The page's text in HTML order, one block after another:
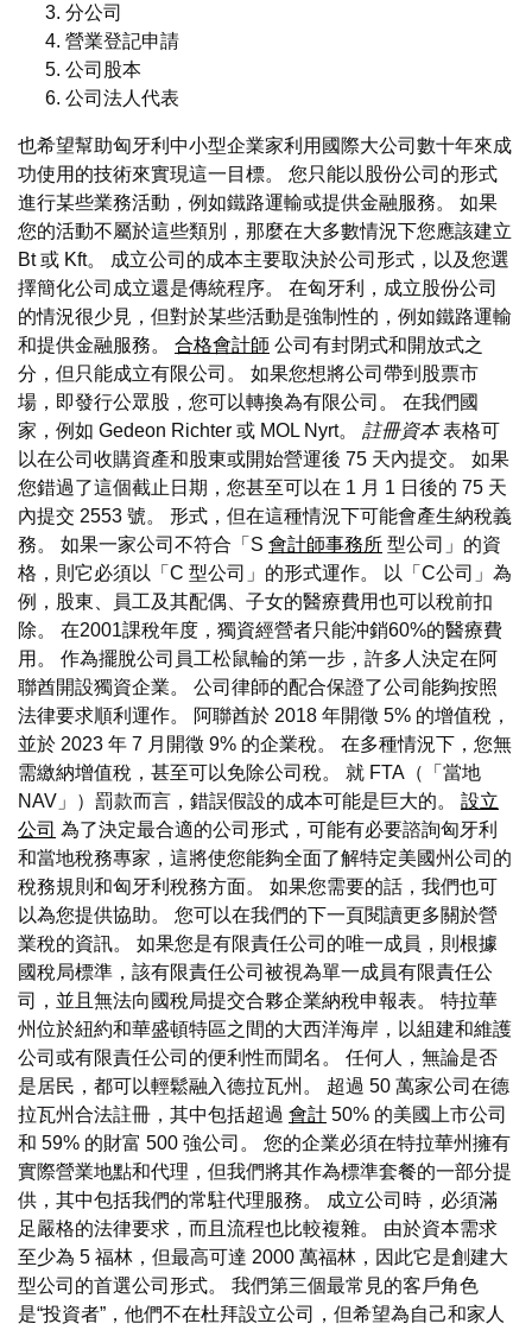
分公司
營業登記申請
公司股本
公司法人代表
也希望幫助匈牙利中小型企業家利用國際大公司數十年來成
功使用的技術來實現這一目標。 您只能以股份公司的形式
進行某些業務活動，例如鐵路運輸或提供金融服務。 如果
您的活動不屬於這些類別，那麼在大多數情況下您應該建立
Bt 或 Kft。 成立公司的成本主要取決於公司形式，以及您選
擇簡化公司成立還是傳統程序。 在匈牙利，成立股份公司
的情況很少見，但對於某些活動是強制性的，例如鐵路運輸
和提供金融服務。 合格會計師 公司有封閉式和開放式之
分，但只能成立有限公司。 如果您想將公司帶到股票市
場，即發行公眾股，您可以轉換為有限公司。 在我們國
家，例如 Gedeon Richter 或 MOL Nyrt。 註冊資本表格可
以在公司收購資產和股東或開始營運後 75 天內提交。 如果
您錯過了這個截止日期，您甚至可以在 1 月 1 日後的 75 天
內提交 2553 號。 形式，但在這種情況下可能會產生納稅義
務。 如果一家公司不符合「S 會計師事務所 型公司」的資
格，則它必須以「C 型公司」的形式運作。 以「C公司」為
例，股東、員工及其配偶、子女的醫療費用也可以稅前扣
除。 在2001課稅年度，獨資經營者只能沖銷60%的醫療費
用。 作為擺脫公司員工松鼠輪的第一步，許多人決定在阿
聯酋開設獨資企業。 公司律師的配合保證了公司能夠按照
法律要求順利運作。 阿聯酋於 2018 年開徵 5% 的增值稅，
並於 2023 年 7 月開徵 9% 的企業稅。 在多種情況下，您無
需繳納增值稅，甚至可以免除公司稅。 就 FTA（「當地
NAV」）罰款而言，錯誤假設的成本可能是巨大的。 設立
公司 為了決定最合適的公司形式，可能有必要諮詢匈牙利
和當地稅務專家，這將使您能夠全面了解特定美國州公司的
稅務規則和匈牙利稅務方面。 如果您需要的話，我們也可
以為您提供協助。 您可以在我們的下一頁閱讀更多關於營
業稅的資訊。 如果您是有限責任公司的唯一成員，則根據
國稅局標準，該有限責任公司被視為單一成員有限責任公
司，並且無法向國稅局提交合夥企業納稅申報表。 特拉華
州位於紐約和華盛頓特區之間的大西洋海岸，以組建和維護
公司或有限責任公司的便利性而聞名。 任何人，無論是否
是居民，都可以輕鬆融入德拉瓦州。 超過 50 萬家公司在德
拉瓦州合法註冊，其中包括超過 會計 50% 的美國上市公司
和 59% 的財富 500 強公司。 您的企業必須在特拉華州擁有
實際營業地點和代理，但我們將其作為標準套餐的一部分提
供，其中包括我們的常駐代理服務。 成立公司時，必須滿
足嚴格的法律要求，而且流程也比較複雜。 由於資本需求
至少為 5 福林，但最高可達 2000 萬福林，因此它是創建大
型公司的首選公司形式。 我們第三個最常見的客戶角色
是“投資者”，他們不在杜拜設立公司，但希望為自己和家人